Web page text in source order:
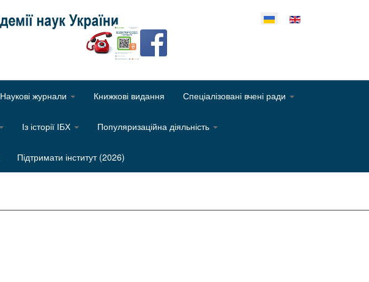
Оберіть свою мову
Наукові журнали Книжкові видання Спеціалізовані вчені ради
Із історії ІБХ Популяризаційна діяльність
Підтримати інститут (2026)